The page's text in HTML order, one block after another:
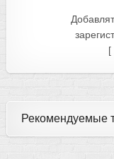
[
Рекомендуемые